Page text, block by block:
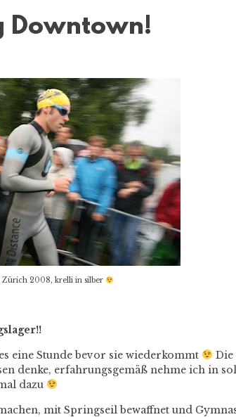
Downtown!
Zürich 2008, krelli in silber
eine Stunde bevor sie wiederkommt
Die
denke, erfahrungsgemäß nehme ich in
dazu
mit Springseil bewaffnet und